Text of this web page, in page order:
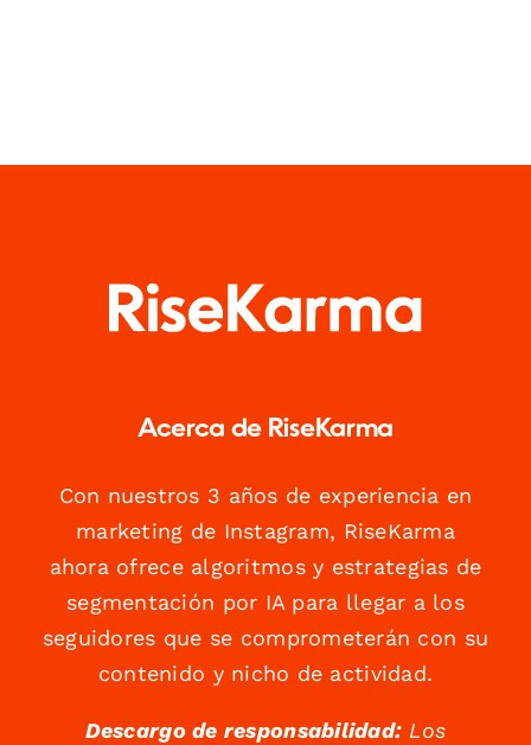
Acerca de RiseKarma
Con nuestros 3 años de experiencia en
marketing de Instagram, RiseKarma
ahora ofrece algoritmos y estrategias de
segmentación por IA para llegar a los
seguidores que se comprometerán con su
contenido y nicho de actividad.
Descargo de responsabilidad:Los